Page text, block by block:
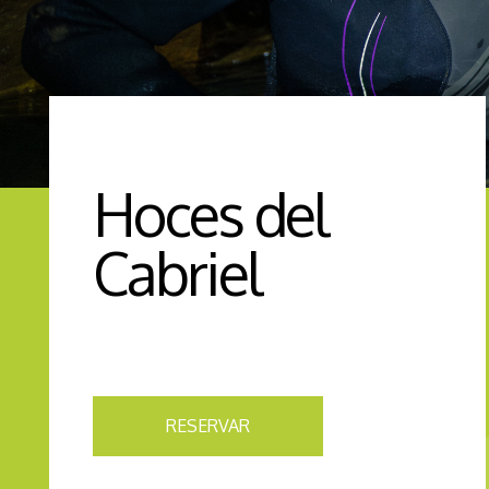
Hoces del
Cabriel
RESERVAR